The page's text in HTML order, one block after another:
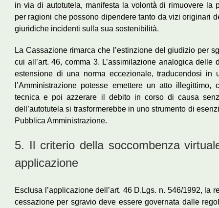
in via di autotutela, manifesta la volontà di rimuovere la
per ragioni che possono dipendere tanto da vizi originari
giuridiche incidenti sulla sua sostenibilità.
La Cassazione rimarca che l’estinzione del giudizio per
cui all’art. 46, comma 3. L’assimilazione analogica delle
estensione di una norma eccezionale, traducendosi
l’Amministrazione potesse emettere un atto
tecnica e poi azzerare il debito in corso di causa
dell’autotutela si trasformerebbe in uno strumento di
Pubblica Amministrazione.
5. Il criterio della soccombenza
applicazione
Esclusa l’applicazione dell’art. 46 D.Lgs. n. 546/1992, la
cessazione per sgravio deve essere governata dalle